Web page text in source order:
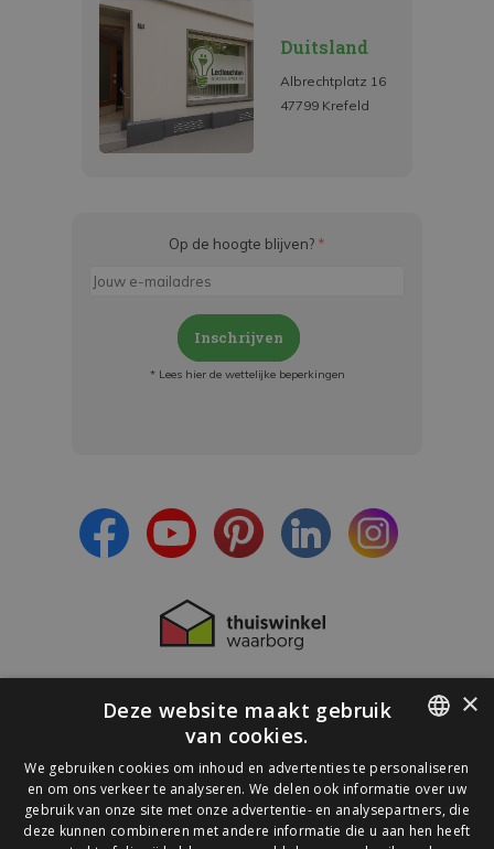
Duitsland
Albrechtplatz 16
47799 Krefeld
Op de hoogte blijven? *
Inschrijven
* Lees hier de wettelijke beperkingen
DUTCH
GERMAN
×
Deze website maakt gebruik
van cookies.
We gebruiken cookies om inhoud en advertenties te personaliseren
en om ons verkeer te analyseren. We delen ook informatie over uw
gebruik van onze site met onze advertentie- en analysepartners, die
deze kunnen combineren met andere informatie die u aan hen heeft